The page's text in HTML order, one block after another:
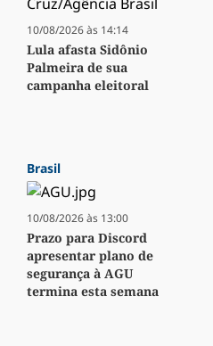
10/08/2026 às 14:14
Lula afasta Sidônio
Palmeira de sua
campanha eleitoral
Brasil
10/08/2026 às 13:00
Prazo para Discord
apresentar plano de
segurança à AGU
termina esta semana